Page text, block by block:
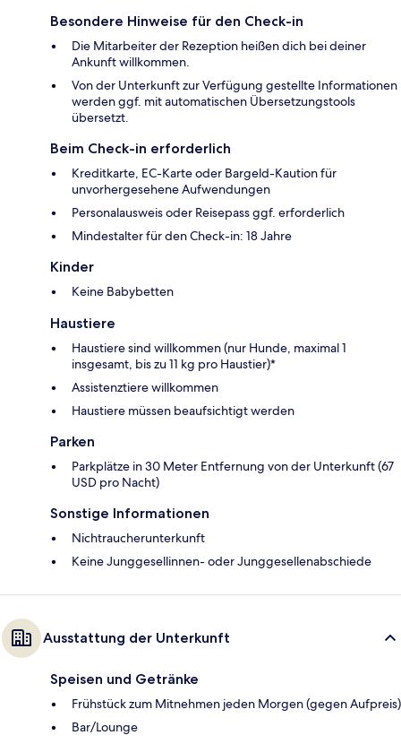
Besondere Hinweise für den Check-in
Die Mitarbeiter der Rezeption heißen dich bei deiner
Ankunft willkommen.
Von der Unterkunft zur Verfügung gestellte Informationen
werden ggf. mit automatischen Übersetzungstools
übersetzt.
Beim Check-in erforderlich
Kreditkarte, EC-Karte oder Bargeld-Kaution für
unvorhergesehene Aufwendungen
Personalausweis oder Reisepass ggf. erforderlich
Mindestalter für den Check-in: 18 Jahre
Kinder
Keine Babybetten
Haustiere
Haustiere sind willkommen (nur Hunde, maximal 1
insgesamt, bis zu 11 kg pro Haustier)*
Assistenztiere willkommen
Haustiere müssen beaufsichtigt werden
Parken
Parkplätze in 30 Meter Entfernung von der Unterkunft (67
USD pro Nacht)
Sonstige Informationen
Nichtraucherunterkunft
Keine Junggesellinnen- oder Junggesellenabschiede
Ausstattung der Unterkunft
Speisen und Getränke
Frühstück zum Mitnehmen jeden Morgen (gegen Aufpreis)
Bar/Lounge